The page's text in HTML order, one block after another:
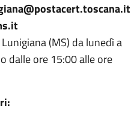
(MS) da lunedì a
dalle ore 15:00 alle ore